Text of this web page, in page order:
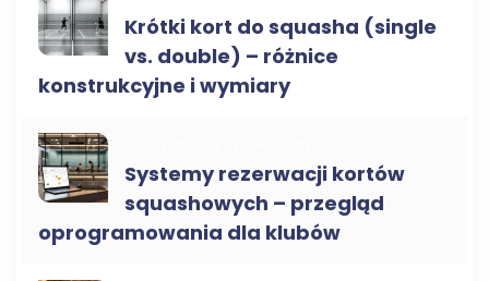
Krótki kort do squasha (single
vs. double) – różnice
konstrukcyjne i wymiary
Systemy rezerwacji kortów
squashowych – przegląd
oprogramowania dla klubów